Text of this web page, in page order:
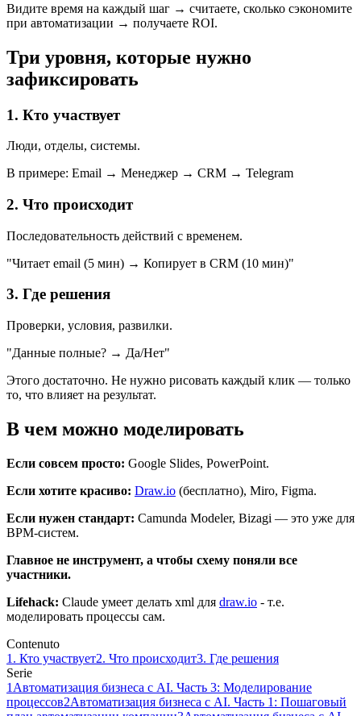
Видите время на каждый шаг → считаете, сколько сэкономите
при автоматизации → получаете ROI.
Три уровня, которые нужно
зафиксировать
1. Кто участвует
Люди, отделы, системы.
В примере: Email → Менеджер → CRM → Telegram
2. Что происходит
Последовательность действий с временем.
"Читает email (5 мин) → Копирует в CRM (10 мин)"
3. Где решения
Проверки, условия, развилки.
"Данные полные? → Да/Нет"
Этого достаточно. Не нужно рисовать каждый клик — только
то, что влияет на результат.
В чем можно моделировать
Если совсем просто: Google Slides, PowerPoint.
Если хотите красиво: Draw.io (бесплатно), Miro, Figma.
Если нужен стандарт: Camunda Modeler, Bizagi — это уже для
BPM-систем.
Главное не инструмент, а чтобы схему поняли все
участники.
Lifehack: Claude умеет делать xml для draw.io - т.е.
моделировать процессы сам.
Contenuto
1. Кто участвует2. Что происходит3. Где решения
Serie
1 Автоматизация бизнеса с AI. Часть 3: Моделирование
процессов2Автоматизация бизнеса с AI. Часть 1: Пошаговый